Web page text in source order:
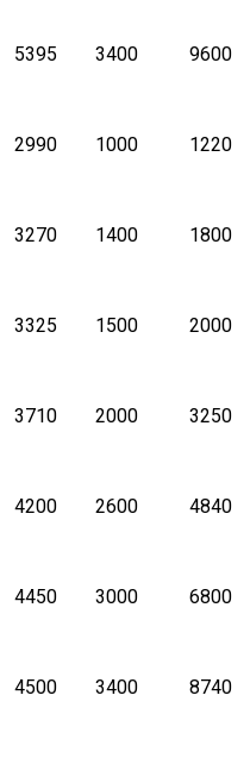
5395 3400 9600
2990 1000 1220
3270 1400 1800
3325 1500 2000
3710 2000 3250
4200 2600 4840
4450 3000 6800
4500 3400 8740